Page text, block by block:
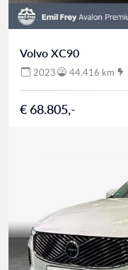
Volvo XC90
2023 44.416 km
€ 68.805,-